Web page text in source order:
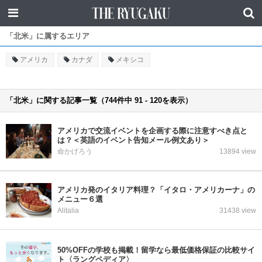
「北米」に属するエリア
アメリカ カナダ メキシコ
「北米」に関する記事一覧（744件中 91 - 120を表示）
アメリカで交流イベントを企画する際に注意すべき点と
は？＜英語のイベント告知メール例文あり＞
命かげろう 13894 view
アメリカ発のイタリア料理？「イタロ・アメリカーナ」の
メニュー６選
Alitalia 31438 view
50%OFFの学校も掲載！留学なら最低価格保証の比較サイ
ト〈ラングペディア〉